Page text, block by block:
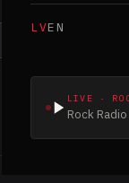
LVEN
LIVE ·
Rock